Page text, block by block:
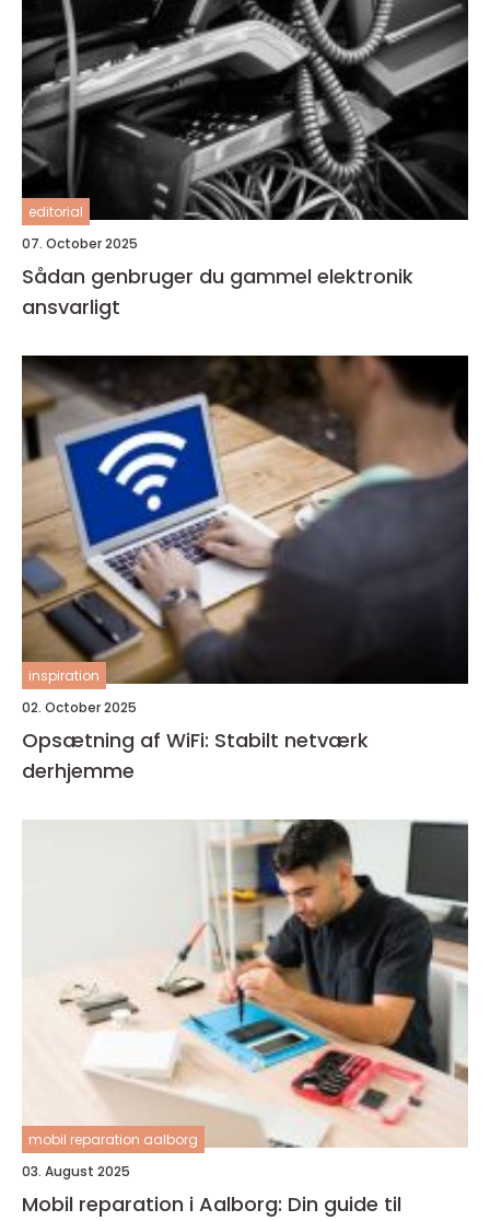
editorial
07. October 2025
Sådan genbruger du gammel elektronik
ansvarligt
inspiration
02. October 2025
Opsætning af WiFi: Stabilt netværk
derhjemme
mobil reparation aalborg
03. August 2025
Mobil reparation i Aalborg: Din guide til